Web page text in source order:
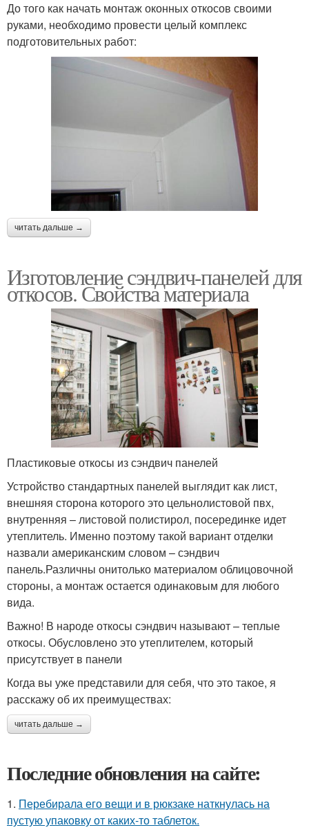
До того как начать монтаж оконных откосов своими
руками, необходимо провести целый комплекс
подготовительных работ:
читать дальше →
Изготовление сэндвич-панелей для
откосов. Свойства материала
Пластиковые откосы из сэндвич панелей
Устройство стандартных панелей выглядит как лист,
внешняя сторона которого это цельнолистовой пвх,
внутренняя – листовой полистирол, посерединке идет
утеплитель. Именно поэтому такой вариант отделки
назвали американским словом – сэндвич
панель.Различны онитолько материалом облицовочной
стороны, а монтаж остается одинаковым для любого
вида.
Важно! В народе откосы сэндвич называют – теплые
откосы. Обусловлено это утеплителем, который
присутствует в панели
Когда вы уже представили для себя, что это такое, я
расскажу об их преимуществах:
читать дальше →
Последние обновления на сайте:
1. Перебирала его вещи и в рюкзаке наткнулась на
пустую упаковку от каких-то таблеток.